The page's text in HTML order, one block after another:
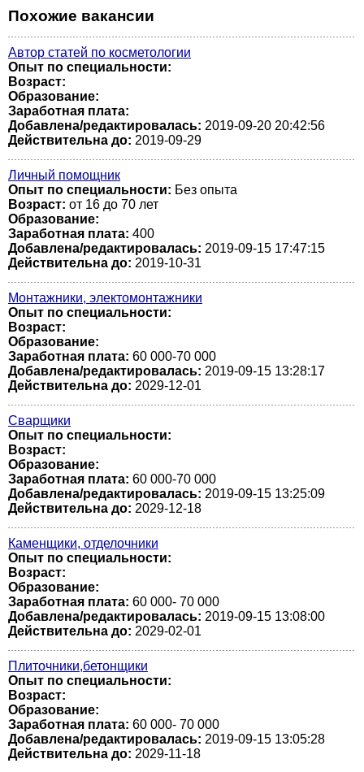
Похожие вакансии
Автор статей по косметологии
Опыт по специальности:
Возраст:
Образование:
Заработная плата:
Добавлена/редактировалась: 2019-09-20 20:42:56
Действительна до: 2019-09-29
Личный помощник
Опыт по специальности: Без опыта
Возраст: от 16 до 70 лет
Образование:
Заработная плата: 400
Добавлена/редактировалась: 2019-09-15 17:47:15
Действительна до: 2019-10-31
Монтажники, электомонтажники
Опыт по специальности:
Возраст:
Образование:
Заработная плата: 60 000-70 000
Добавлена/редактировалась: 2019-09-15 13:28:17
Действительна до: 2029-12-01
Сварщики
Опыт по специальности:
Возраст:
Образование:
Заработная плата: 60 000-70 000
Добавлена/редактировалась: 2019-09-15 13:25:09
Действительна до: 2029-12-18
Каменщики, отделочники
Опыт по специальности:
Возраст:
Образование:
Заработная плата: 60 000- 70 000
Добавлена/редактировалась: 2019-09-15 13:08:00
Действительна до: 2029-02-01
Плиточники,бетонщики
Опыт по специальности:
Возраст:
Образование:
Заработная плата: 60 000- 70 000
Добавлена/редактировалась: 2019-09-15 13:05:28
Действительна до: 2029-11-18